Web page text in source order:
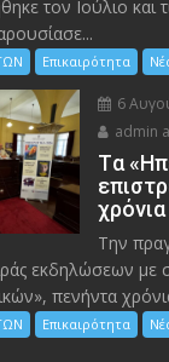
τον Ιούλιο και
Επικαιρότητα
6
admin
Tα
Την
εκδηλώσεων
πενήντα
Επικαιρότητα